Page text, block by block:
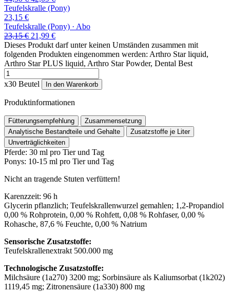
Preis
44,30 €
Preis
42,09 €.
Teufelskralle (Pony)
23,15 €
Teufelskralle (Pony) · Abo
23,15€ Ursprünglicher
Preis
war:
23,15 €
21,99 €Aktueller
Preis
ist:
21,99 €.
Dieses Produkt darf unter keinen Umständen zusammen mit
folgenden Produkten eingenommen werden: Arthro Star liquid,
Arthro Star PLUS liquid, Arthro Star Powder, Dental Best
Teufelskralle
(Pferd)
x30 Beutel In den Warenkorb
Produktinformationen
Fütterungsempfehlung
Zusammensetzung
Analytische Bestandteile und Gehalte
Zusatzstoffe je Liter
Unverträglichkeiten
Pferde: 30 ml pro Tier und Tag
Ponys: 10-15 ml pro Tier und Tag
Nicht an tragende Stuten verfüttern!
Karenzzeit: 96 h
Glycerin pflanzlich; Teufelskrallenwurzel gemahlen; 1,2-Propandiol
0,00 % Rohprotein, 0,00 % Rohfett, 0,08 % Rohfaser, 0,00 %
Rohasche, 87,6 % Feuchte, 0,00 % Natrium
Sensorische Zusatzstoffe:
Teufelskrallenextrakt 500.000 mg
Technologische Zusatzstoffe:
Milchsäure (1a270) 3200 mg; Sorbinsäure als Kaliumsorbat (1k202)
1119,45 mg; Zitronensäure (1a330) 800 mg